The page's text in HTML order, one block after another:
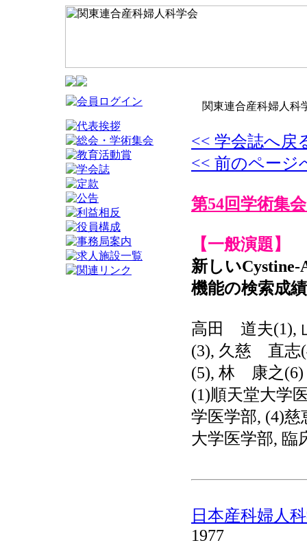
関東連合産科婦人科
<< 学会誌へ戻
<< 前のページ
第54回学術集会
【一般演題】
新しいCystine-
機能の検索成績
高田 道夫(1),
(3), 久慈 直
(5), 林 康之(6)
(1)順天堂大学
学医学部, (4)慈
大学医学部, 臨
日本産科婦人
1977